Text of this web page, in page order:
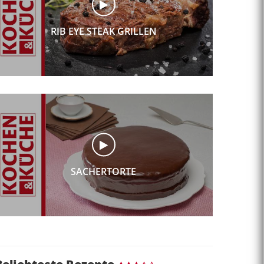
RIB EYE STEAK GRILLEN
SACHERTORTE